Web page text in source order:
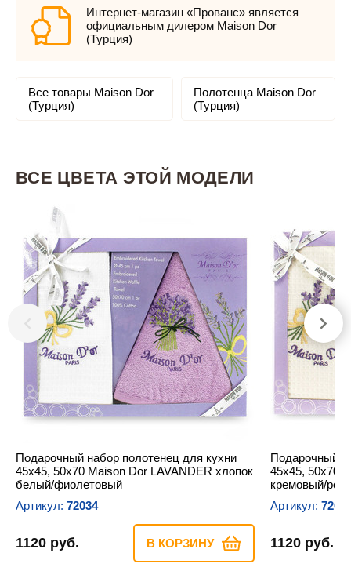
Интернет-магазин «Прованс» является
официальным дилером Maison Dor
(Турция)
Все товары Maison Dor
(Турция)
Полотенца Maison Dor
(Турция)
ВСЕ ЦВЕТА ЭТОЙ МОДЕЛИ
Подарочный набор полотенец для кухни
45х45, 50х70 Maison Dor LAVANDER хлопок
белый/фиолетовый
Артикул: 72034
1120 руб. В КОРЗИНУ
Подарочный
45х45, 50х70
кремовый/
Артикул:
1120 руб.